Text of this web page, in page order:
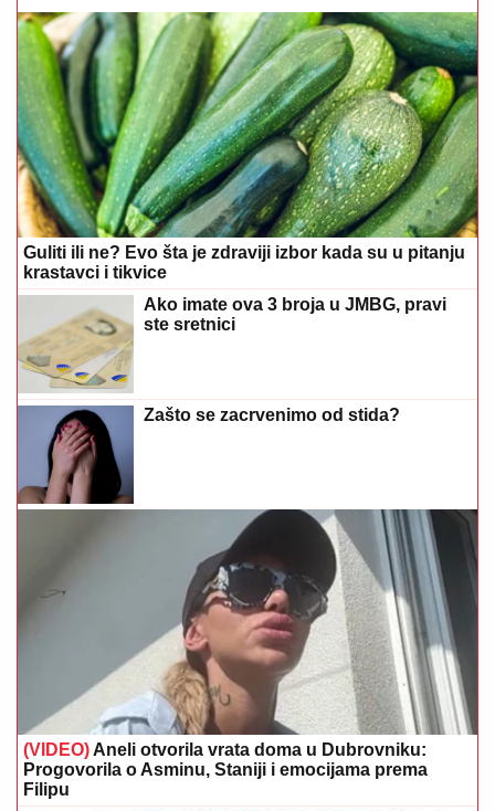
Guliti ili ne? Evo šta je zdraviji izbor kada su u pitanju
krastavci i tikvice
Ako imate ova 3 broja u JMBG, pravi
ste sretnici
Zašto se zacrvenimo od stida?
(VIDEO) Aneli otvorila vrata doma u Dubrovniku:
Progovorila o Asminu, Staniji i emocijama prema
Filipu